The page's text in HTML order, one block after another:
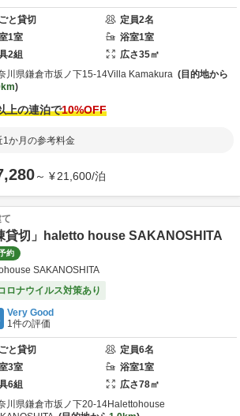
と貸切 定員2名
1室 浴室1室
2組 広さ35㎡
川県鎌倉市坂ノ下15-14Villa Kamakura
目的地から
上の連泊で10%OFF
1か月の参考料金
～ ¥21,600/泊
貸切」haletto house SAKANOSHITA
約
SAKANOSHITA
ロナウイルス対策あり
Very Good
1件の評価
と貸切 定員6名
3室 浴室1室
6組 広さ78㎡
川県鎌倉市坂ノ下20-14Halettohouse